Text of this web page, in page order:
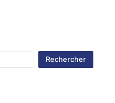
Rechercher